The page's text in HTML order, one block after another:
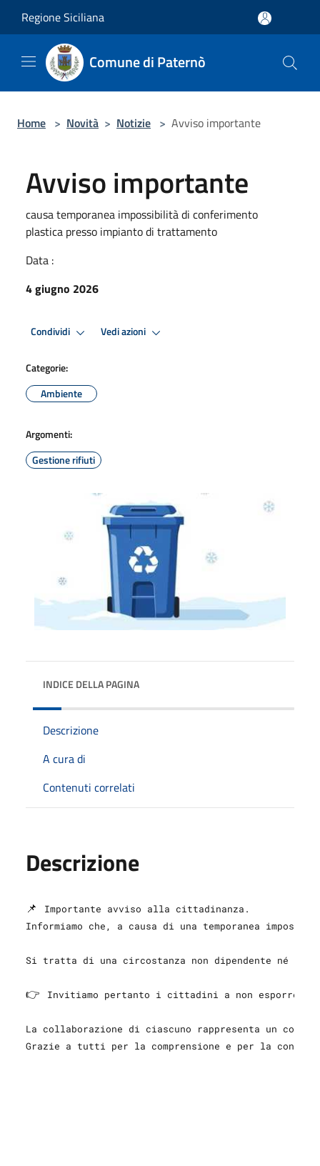
Regione Siciliana
Comune di Paternò
Home > Novità > Notizie > Avviso importante
Avviso importante
causa temporanea impossibilità di conferimento
plastica presso impianto di trattamento
Data :
4 giugno 2026
Condividi Vedi azioni
Categorie:
Ambiente
Argomenti:
Gestione rifiuti
INDICE DELLA PAGINA
Descrizione
A cura di
Contenuti correlati
Descrizione
📌
Importante avviso alla cittadinanza.
Informiamo che, a causa di una temporanea
Si tratta di una circostanza non dipendente né
👉 Invitiamo pertanto i cittadini a non esporre i
La collaborazione di ciascuno rappresenta un
Grazie a tutti per la comprensione e per la